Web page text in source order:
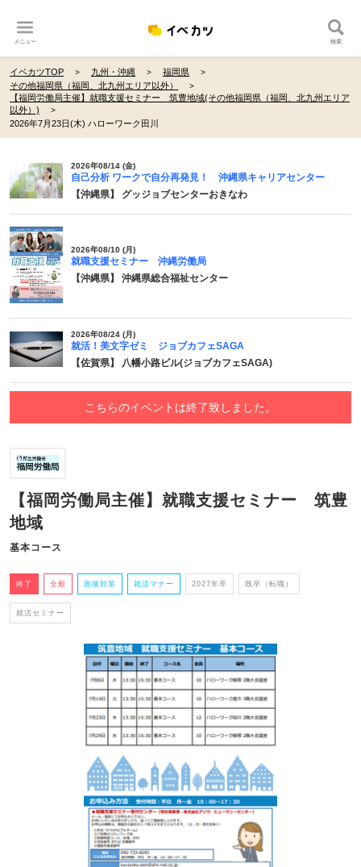
メニュー 検索
イベカツTOP 九州・沖縄
福岡県
その他福岡県（福岡、北九州エリア以外）
【福岡労働局主催】就職支援セミナー 筑豊地域(その他福岡県（福岡、北九州エリア
以外）)
2026年7月23日(木) ハローワーク田川
2026年08/14 (金)
自己分析 ワークで自分再発見！ 沖縄県キャリアセンター
【沖縄県】 グッジョブセンターおきなわ
2026年08/10 (月)
就職支援セミナー 沖縄労働局
【沖縄県】 沖縄県総合福祉センター
2026年08/24 (月)
就活！美文字ゼミ ジョブカフェSAGA
【佐賀県】 八幡小路ビル(ジョブカフェSAGA)
こちらのイベントは終了致しました。
【福岡労働局主催】就職支援セミナー 筑豊
地域
基本コース
終了 全般 面接対策 就活マナー 2027年卒 既卒（転職）
就活セミナー